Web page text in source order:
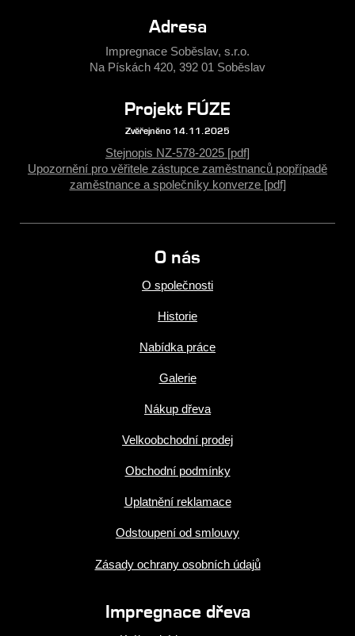
Adresa
Impregnace Soběslav, s.r.o.
Na Pískách 420, 392 01 Soběslav
Projekt FÚZE
Zvěřejněno 14.11.2025
Stejnopis NZ-578-2025 [pdf]
Upozornění pro věřitele zástupce zaměstnanců popřípadě
zaměstnance a společníky konverze [pdf]
O nás
O společnosti
Historie
Nabídka práce
Galerie
Nákup dřeva
Velkoobchodní prodej
Obchodní podmínky
Uplatnění reklamace
Odstoupení od smlouvy
Zásady ochrany osobních údajů
Impregnace dřeva